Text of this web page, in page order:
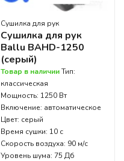
Сушилка для рук
Сушилка для рук
Ballu BAHD-1250
(серый)
Товар в наличииТип:
классическая
Мощность: 1250 Вт
Включение: автоматическое
Цвет: серый
Время сушки: 10 с
Скорость воздуха: 90 м/с
Уровень шума: 75 Дб